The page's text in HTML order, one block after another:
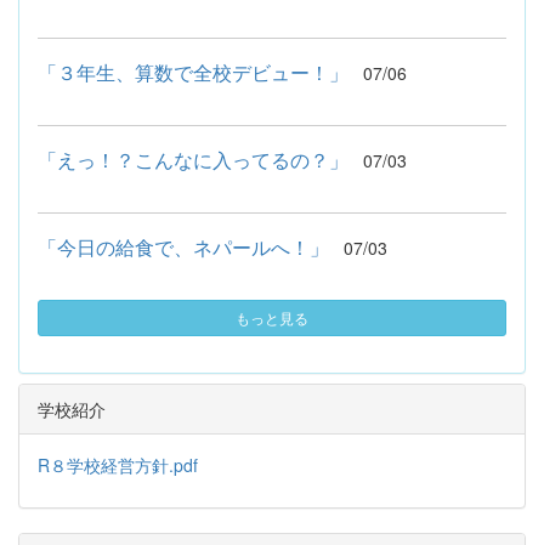
「３年生、算数で全校デビュー！」 07/06
「えっ！？こんなに入ってるの？」 07/03
「今日の給食で、ネパールへ！」 07/03
もっと見る
学校紹介
R８学校経営方針.pdf